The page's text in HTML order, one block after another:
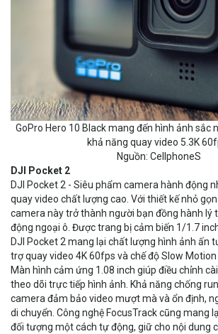
GoPro Hero 10 Black mang đến hình ảnh sắc
khả năng quay video 5.3K
Nguồn: CellphoneS
DJI Pocket 2
DJI Pocket 2 - Siêu phẩm camera hành động
quay video chất lượng cao. Với thiết kế nhỏ
camera này trở thành người bạn đồng hành lý
động ngoại ô. Được trang bị cảm biến 1/1.7
DJI Pocket 2 mang lại chất lượng hình ảnh ấn
trợ quay video 4K 60fps và chế độ Slow Motion
Màn hình cảm ứng 1.08 inch giúp điều chỉnh
theo dõi trực tiếp hình ảnh. Khả năng chống
camera đảm bảo video mượt mà và ổn định,
di chuyển. Công nghệ FocusTrack cũng mang
đối tượng một cách tự động, giữ cho nội dung